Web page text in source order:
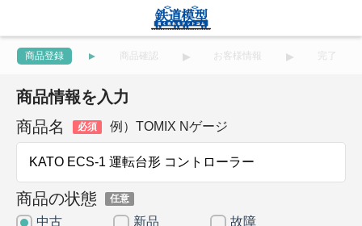
商品登録 商品確認 お客様情報 完了
商品情報を入力
商品名
必須 例）TOMIX Nゲージ
商品の状態 任意
中古 新品 故障